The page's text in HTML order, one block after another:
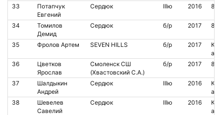
33
Потапчук
Евгений
Сердюк IIIю 2016
34
Томилов
Демид
Сердюк б/р 2017
35 Фролов Артем SEVEN HILLS б/р 2017
36
Цветков
Ярослав
Смоленск СШ
(Хвастовский С.А.)
б/р 2017
37
Шалдыкин
Андрей
Сердюк IIIю 2016
38
Шевелев
Савелий
Сердюк IIIю 2016